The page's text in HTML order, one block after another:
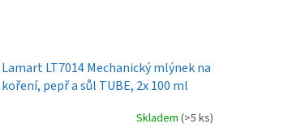
Lamart LT7014 Mechanický mlýnek na
koření, pepř a sůl TUBE, 2x 100 ml
Skladem (>5 ks)